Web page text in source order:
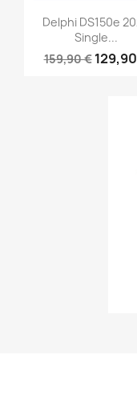
Aperçu
Delphi DS150e
Single...
159,90 €